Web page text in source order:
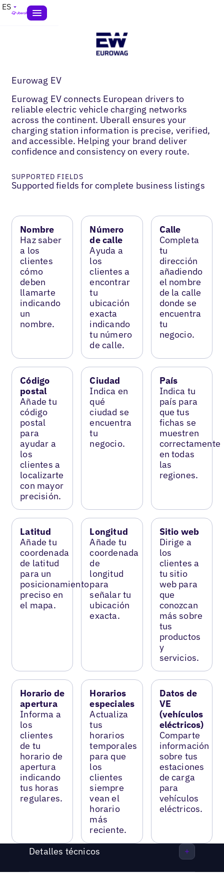
ES
Eurowag EV
Eurowag EV connects European drivers to
reliable electric vehicle charging networks
across the continent. Uberall ensures your
charging station information is precise, verified,
and accessible. Helping your brand deliver
confidence and consistency on every route.
SUPPORTED FIELDS
Supported fields for complete business listings
Nombre
Haz saber
a los
clientes
cómo
deben
llamarte
indicando
un
nombre.
Número
de calle
Ayuda a
los
clientes a
encontrar
tu
ubicación
exacta
indicando
tu número
de calle.
Calle
Completa
tu
dirección
añadiendo
el nombre
de la calle
donde se
encuentra
tu
negocio.
Código
postal
Añade tu
código
postal
para
ayudar a
los
clientes a
localizarte
con mayor
precisión.
Ciudad
Indica en
qué
ciudad se
encuentra
tu
negocio.
País
Indica tu
país para
que tus
fichas se
muestren
correctamente
en todas
las
regiones.
Latitud
Añade tu
coordenada
de latitud
para un
posicionamiento
preciso en
el mapa.
Longitud
Añade tu
coordenada
de
longitud
para
señalar tu
ubicación
exacta.
Sitio web
Dirige a
los
clientes a
tu sitio
web para
que
conozcan
más sobre
tus
productos
y
servicios.
Horario de
apertura
Informa a
los
clientes
de tu
horario de
apertura
indicando
tus horas
regulares.
Horarios
especiales
Actualiza
tus
horarios
temporales
para que
los
clientes
siempre
vean el
horario
más
reciente.
Datos de
VE
(vehículos
eléctricos)
Comparte
información
sobre tus
estaciones
de carga
para
vehículos
eléctricos.
Detalles técnicos